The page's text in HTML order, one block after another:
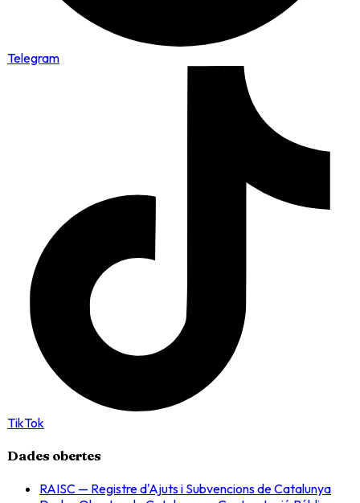
Telegram
TikTok
Dades obertes
RAISC — Registre d'Ajuts i Subvencions de Catalunya